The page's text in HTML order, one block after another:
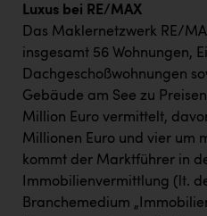
Luxus bei RE/MAX
Das Maklernetzwerk RE/
insgesamt 56 Wohnungen,
Dachgeschoßwohnungen
Gebäude am See zu
Million Euro vermittelt,
Millionen Euro und vier um
kommt der Marktführer in
Immobilienvermittlung (lt.
Branchemedium